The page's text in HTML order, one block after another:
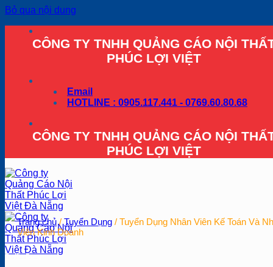
Bỏ qua nội dung
CÔNG TY TNHH QUẢNG CÁO NỘI
PHÚC LỢI VIỆT
Email
HOTLINE : 0905.117.441 - 0769.60.80.68
CÔNG TY TNHH QUẢNG CÁO NỘI
PHÚC LỢI VIỆT
Trang chủ / Tuyển Dụng / Tuyển Dụng Nhân Viên Kế Toán Và
Viên Kinh Doanh
Tuyển Dụng